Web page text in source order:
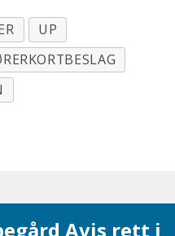
UP
Avis rett i